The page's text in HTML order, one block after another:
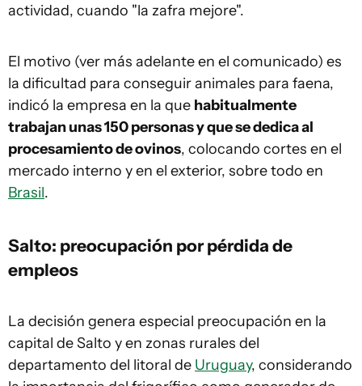
actividad, cuando "la zafra mejore".
El motivo (ver más adelante en el comunicado) es
la dificultad para conseguir animales para faena,
indicó la empresa en la que habitualmente
trabajan unas 150 personas y que se dedica al
procesamiento de ovinos, colocando cortes en el
mercado interno y en el exterior, sobre todo en
Brasil.
Salto: preocupación porpérdida de
empleos
La decisión genera especial preocupación en la
capital de Salto y en zonas rurales del
departamento del litoral de Uruguay, considerando